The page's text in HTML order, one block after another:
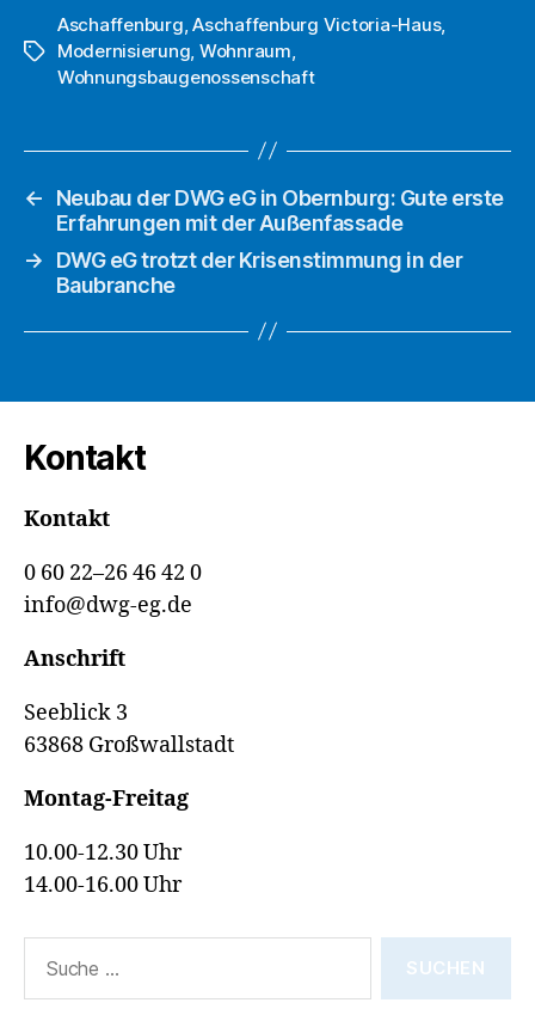
Schlagwörter
Aschaffenburg ,Aschaffenburg Victoria-Haus,
Modernisierung Wohnraum
Wohnungsbaugenossenschaft
←
Neubau der DWG eG in Obernburg: Gute erste
Erfahrungen mit der Außenfassade
→
DWG eG trotzt der Krisenstimmung in der
Baubranche
Kontakt
Kontakt
0 60 22–26 46 42 0
info@dwg-eg.de
Anschrift
Seeblick 3
63868 Großwallstadt
Montag-Freitag
10.00-12.30 Uhr
14.00-16.00 Uhr
nach: